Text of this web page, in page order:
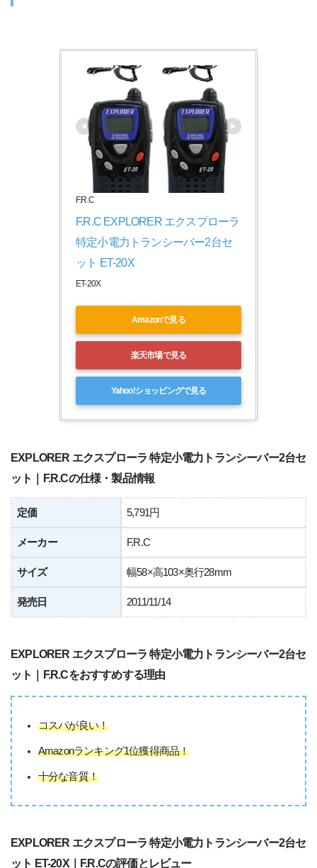
F.R.C
F.R.C EXPLORER エクスプローラ
特定小電力トランシーバー2台セ
ット ET-20X
ET-20X
Amazonで見る
楽天市場で見る
Yahoo!ショッピングで見る
EXPLORER エクスプローラ 特定小電力トランシーバー2台セ
ット｜F.R.Cの仕様・製品情報
定価 5,791円
メーカー F.R.C
サイズ 幅58×高103×奥行28mm
発売日 2011/11/14
EXPLORER エクスプローラ 特定小電力トランシーバー2台セ
ット｜F.R.Cをおすすめする理由
コスパが良い！
Amazonランキング1位獲得商品！
十分な音質！
EXPLORER エクスプローラ 特定小電力トランシーバー2台セ
ット ET-20X｜F.R.Cの評価とレビュー